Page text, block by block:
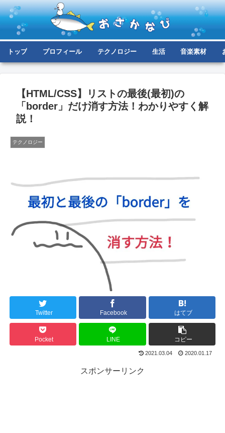
トップ プロフィール テクノロジー 生活 音楽素材
【HTML/CSS】リストの最後(最初)の
「border」だけ消す方法！わかりやすく解
説！
テクノロジー
Twitter Facebook はてブ
Pocket LINE コピー
2021.03.04 2020.01.17
スポンサーリンク